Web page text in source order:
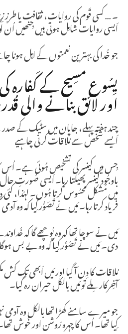
۔ … کسی قَوم کی روایات، ثقافت یا طرزِ
اَیسی روایات شامِل ہوتی ہیں جِنھیں اُن
جو خُدا کی بہترین نعمتوں کے اہل ہونا
یِسُوع مسِیح کے کَفارہ
اور لائق بنانے والی
چند ہفتہ پہلے، جاپان میں سٹیک کے
اَیسے شخص سے مُلاقات کرنی چاہیے
جِس میں کینسر کی تشخیص ہُوئی ہے۔
باوجُود کینسر پھیلتا رہا۔ اَیسی صُورتِ
میں مُشکل محسُوس کرتا ہُوں۔ لہٰذا، کئی
فریاد کرتا رہا۔ مَیں نے تَصَوُّر کِیا کہ وہ
مَیں نے سوچا تھا کہ وہ پُوچھے گا کہ
دی۔ مَیں نے تَصَوُّر کِیا کہ وہ بے بس
مُلاقات کا دِن آ گیا اور مَیں اَبھی تک
آخِرکار مِلے تو مَیں بالکل حیران رہ گیا۔
جو میرے سامنے کھڑا تھا بالکل وہ
کِیا تھا۔ اُس کا چہرہ رَوشن اور خُوش